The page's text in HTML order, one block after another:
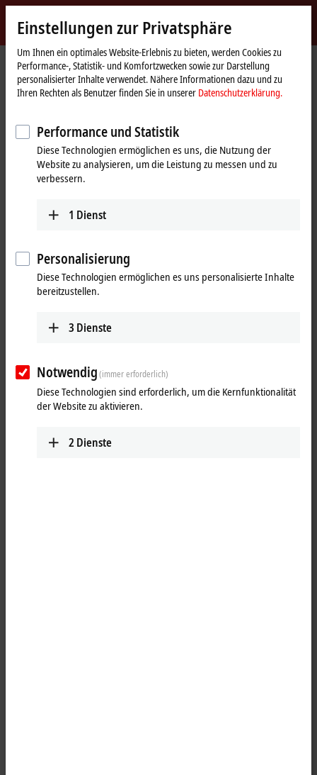
Beckhoff
-
New
Automation
Technology
myBeckhoff
StartseiteProdukte Automation
TwinSAFE
Produktfinder TwinSAFE Software
Um den Produktfinder zu verwenden, ist es erforderlich, ein Endgerät
mit einem größeren Display zu verwenden.
Tabellarische Produktübersicht
Nutzen Sie auf Ihrem Mobilgerät den tabellarischen Produktfinder,
um unser Inhaltsangebot abzurufen.
Tabellarische Produktübersicht
Einstellungen zur Privatsphäre
Um Ihnen ein optimales Website-Erlebnis zu bieten, werden Cookies zu
Performance-, Statistik- und Komfortzwecken sowie zur Darstellung
personalisierter Inhalte verwendet. Nähere Informationen dazu und zu
Ihren Rechten als Benutzer finden Sie in unserer Datenschutzerklärung.
Performance und Statistik
Diese Technologien ermöglichen es uns, die Nutzung der
Website zu analysieren, um die Leistung zu messen und zu
verbessern.
1 Dienst
Personalisierung
Diese Technologien ermöglichen es uns personalisierte Inhalte
bereitzustellen.
3 Dienste
Notwendig(immer erforderlich)
Diese Technologien sind erforderlich, um die Kernfunktionalität
der Website zu aktivieren.
2 Dienste